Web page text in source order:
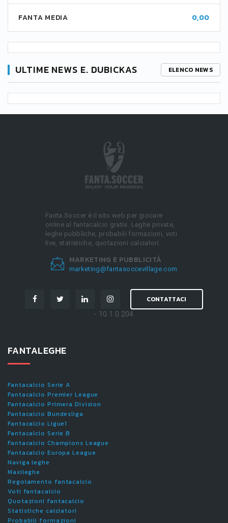
FANTA MEDIA 0,00
ULTIME NEWS E. DUBICKAS ELENCO NEWS
Fanta.Soccer è il sito web per giocare
online al fantacalcio gratis. Leghe private,
leghe pubbliche, probabili formazioni, voti
live, statistiche, quotazioni calciatori.
MARKETING E PUBBLICITÀ
marketing@fantasoccevillage.com
CONTATTACI
- 10.1.0.204
FANTALEGHE
Fantacalcio Serie A
Fantacalcio Premier League
Fantacalcio Primera Division
Fantacalcio Bundesliga
Fantacalcio Ligue1
Fantacalcio Serie B
Fantacalcio Champions League
Fantacalcio Europa League
Naviga leghe
Maxileghe
Regolamento fantacalcio
Voti fantacalcio
Quotazioni fantacalcio
Statistiche calciatori
Probabili formazioni